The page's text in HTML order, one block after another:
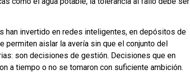
han invertido en redes inteligentes, en depósitos de
aislar la avería sin que el conjunto del
son decisiones de gestión. Decisiones que en
a tiempo o no se tomaron con suficiente ambición.